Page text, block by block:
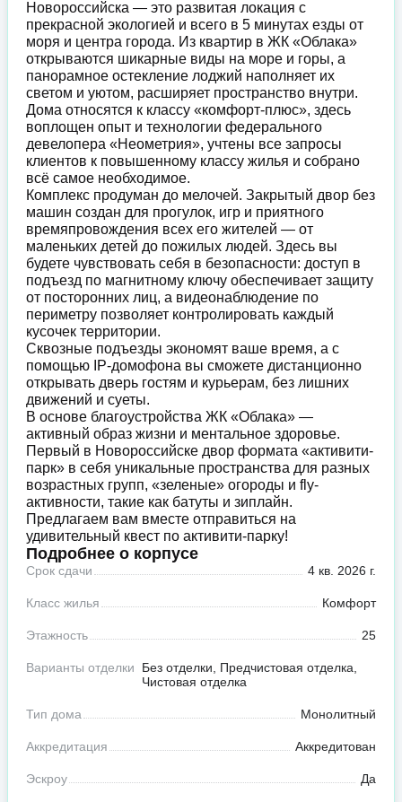
Новороссийска — это развитая локация с
прекрасной экологией и всего в 5 минутах езды от
моря и центра города. Из квартир в ЖК «Облака»
открываются шикарные виды на море и горы, а
панорамное остекление лоджий наполняет их
светом и уютом, расширяет пространство внутри.
Дома относятся к классу «комфорт-плюс», здесь
воплощен опыт и технологии федерального
девелопера «Неометрия», учтены все запросы
клиентов к повышенному классу жилья и собрано
всё самое необходимое.
Комплекс продуман до мелочей. Закрытый двор без
машин создан для прогулок, игр и приятного
времяпровождения всех его жителей — от
маленьких детей до пожилых людей. Здесь вы
будете чувствовать себя в безопасности: доступ в
подъезд по магнитному ключу обеспечивает защиту
от посторонних лиц, а видеонаблюдение по
периметру позволяет контролировать каждый
кусочек территории.
Сквозные подъезды экономят ваше время, а с
помощью IP-домофона вы сможете дистанционно
открывать дверь гостям и курьерам, без лишних
движений и суеты.
В основе благоустройства ЖК «Облака» —
активный образ жизни и ментальное здоровье.
Первый в Новороссийске двор формата «активити-
парк» в себя уникальные пространства для разных
возрастных групп, «зеленые» огороды и fly-
активности, такие как батуты и зиплайн.
Предлагаем вам вместе отправиться на
удивительный квест по активити-парку!
Подробнее о корпусе
Срок сдачи 4 кв. 2026 г.
Класс жилья Комфорт
Этажность 25
Варианты отделки
Без отделки, Предчистовая отделка,
Чистовая отделка
Тип дома Монолитный
Аккредитация Аккредитован
Эскроу Да